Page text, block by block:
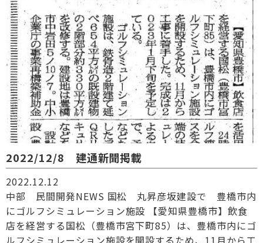
2022/12/8 建通新聞掲載
2022.12.12
中部 民間開発NEWS 国松 丸昇彦坂建設で 豊橋市内
にゴルフシミュレーション施設 【愛知県豊橋市】飲食
店を経営する国松（豊橋市宮下町85）は、豊橋市内にゴ